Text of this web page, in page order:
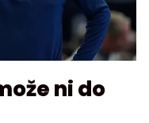
ni do